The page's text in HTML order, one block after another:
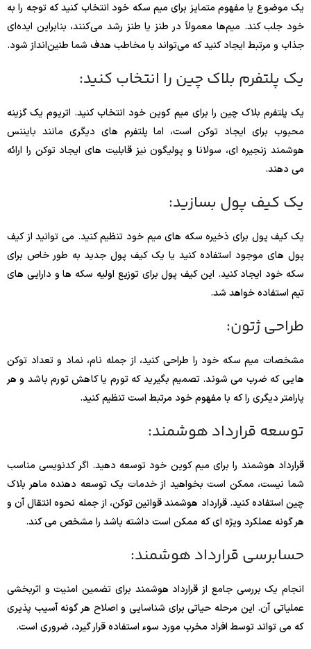
یک موضوع یا مفهوم متمایز برای میم سکه خود انتخاب کنید که توجه را به
خود جلب کند. میم‌ها معمولاً در طنز یا طنز رشد می‌کنند، بنابراین ایده‌ای
جذاب و مرتبط ایجاد کنید که می‌تواند با مخاطب هدف شما طنین‌انداز شود.
یک پلتفرم بلاک چین را انتخاب کنید:
یک پلتفرم بلاک چین را برای میم کوین خود انتخاب کنید. اتریوم یک گزینه
محبوب برای ایجاد توکن است، اما پلتفرم های دیگری مانند بایننس
هوشمند زنجیره ای، سولانا و پولیگون نیز قابلیت های ایجاد توکن را ارائه
می دهند.
یک کیف پول بسازید:
یک کیف پول برای ذخیره سکه های میم خود تنظیم کنید. می توانید از کیف
پول های موجود استفاده کنید یا یک کیف پول جدید به طور خاص برای
سکه خود ایجاد کنید. این کیف پول برای توزیع اولیه سکه ها و دارایی های
تیم استفاده خواهد شد.
طراحی ژتون:
مشخصات میم سکه خود را طراحی کنید، از جمله نام، نماد و تعداد توکن
هایی که ضرب می شوند. تصمیم بگیرید که تورم یا کاهش تورم باشد و هر
پارامتر دیگری را که با مفهوم خود مرتبط است تنظیم کنید.
توسعه قرارداد هوشمند:
قرارداد هوشمند را برای میم کوین خود توسعه دهید. اگر کدنویسی مناسب
شما نیست، ممکن است بخواهید از خدمات یک توسعه دهنده ماهر بلاک
چین استفاده کنید. قرارداد هوشمند قوانین توکن، از جمله نحوه انتقال آن و
هر گونه عملکرد ویژه ای که ممکن است داشته باشد را مشخص می کند.
حسابرسی قرارداد هوشمند:
انجام یک بررسی جامع از قرارداد هوشمند برای تضمین امنیت و اثربخشی
عملیاتی آن. این مرحله حیاتی برای شناسایی و اصلاح هر گونه آسیب پذیری
که می تواند توسط افراد مخرب مورد سوء استفاده قرار گیرد، ضروری است.